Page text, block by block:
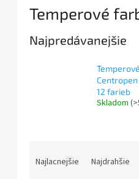
Temperové
Najpredávanejšie
12 farieb
Skladom
Najlacnejšie Najdrahšie